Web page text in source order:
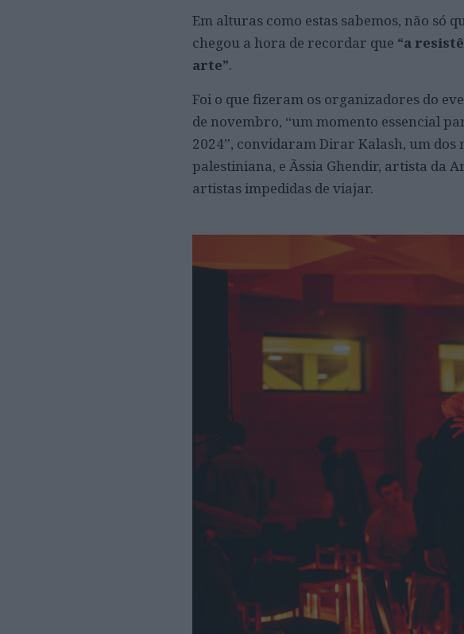
Em alturas como estas sabemos, não só
chegou a hora de recordar que “a
arte”.
Foi o que fizeram os organizadores do
de novembro, “um momento essencial
2024”, convidaram Dirar Kalash, um
palestiniana, e Ãssia Ghendir, artista da
artistas impedidas de viajar.